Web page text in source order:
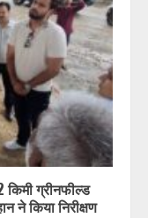
किमी ग्रीनफील्ड
ने किया निरीक्षण